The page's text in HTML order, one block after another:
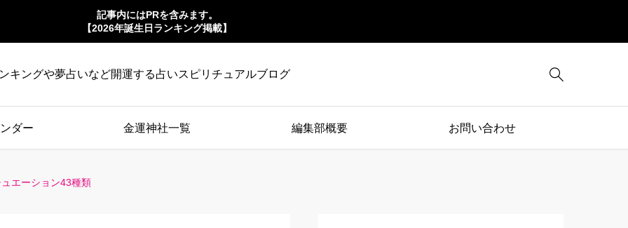
記事内にはPRを含みます。
【2026年誕生日ランキング掲載】
キングや夢占いなど開運する占いスピリチュアルブログ 
ダー 金運神社一覧 編集部概要 お問い合わせ
エーション43種類